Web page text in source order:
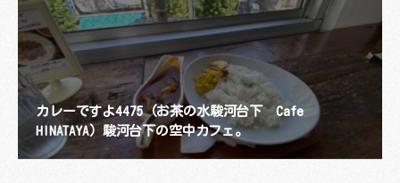
カレーですよ4475（お茶の水駿河台下 Cafe
HINATAYA）駿河台下の空中カフェ。